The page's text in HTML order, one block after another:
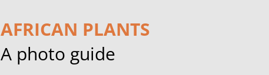
AFRICAN PLANTS
A photo guide